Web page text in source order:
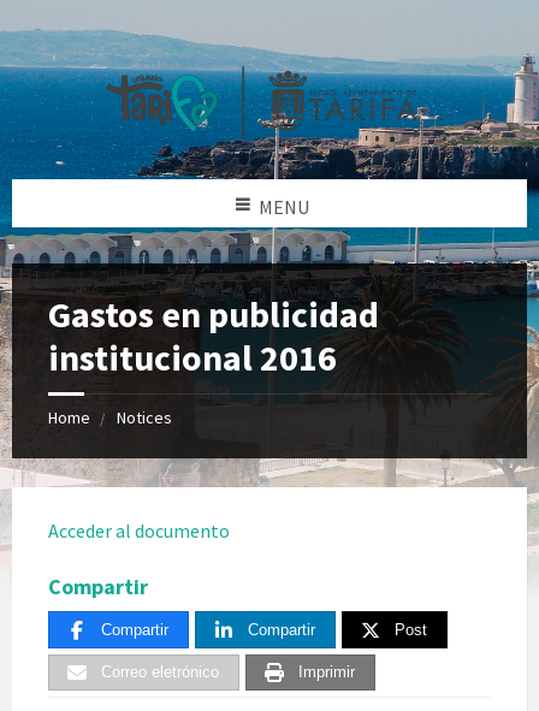
MENU
Gastos en publicidad
institucional 2016
Home Notices
Acceder al documento
Compartir
Compartir Compartir Post
Correo eletrónico Imprimir